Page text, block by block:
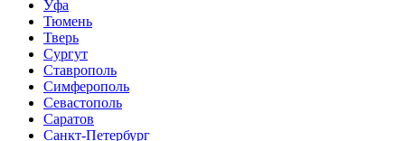
Уфа
Тюмень
Тверь
Сургут
Ставрополь
Симферополь
Севастополь
Саратов
Санкт-Петербург